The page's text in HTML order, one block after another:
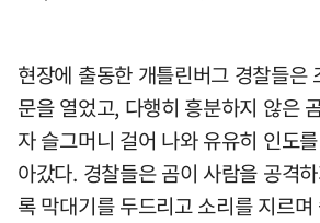
현장에 출동한 개틀린버그 경찰들은
문을 열었고, 다행히 흥분하지 않은
자 슬그머니 걸어 나와 유유히 인도
아갔다. 경찰들은 곰이 사람을 공격
록 막대기를 두드리고 소리를 지르며